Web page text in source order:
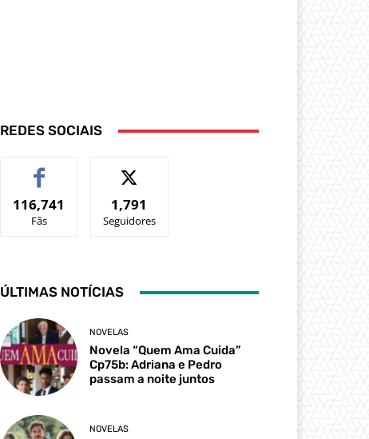
REDES SOCIAIS
116,741
Fãs
1,791
Seguidores
ÚLTIMAS NOTÍCIAS
NOVELAS
Novela “Quem Ama Cuida”
Cp75b: Adriana e Pedro
passam a noite juntos
NOVELAS